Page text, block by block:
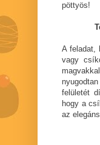
pöttyös!
A feladat,
vagy
felületét
hogy a
az